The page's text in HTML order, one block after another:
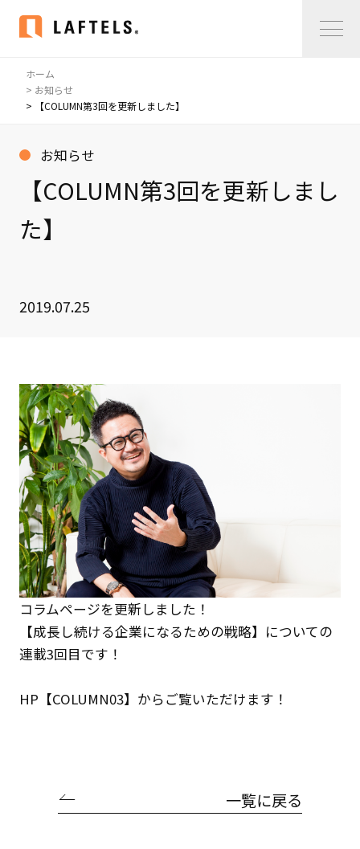
Home
私たちについて
コンサルタント紹介
会社概要
クライアント事例
セミナー
セミナー情報
ニュース
ニュース
お問い合わせ 採用情報
ホーム
> お知らせ
> 【COLUMN第3回を更新しました】
お知らせ
【COLUMN第3回を更新しまし
た】
2019.07.25
コラムページを更新しました！
【成長し続ける企業になるための戦略】についての
連載3回目です！
HP 【COLUMN03】 からご覧いただけます！
一覧に戻る